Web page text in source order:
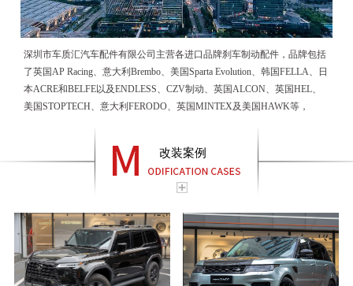
深圳市车质汇汽车配件有限公司主营各进口品牌刹车制动配件，品牌包括
了英国AP Racing、意大利Brembo、美国Sparta Evolution、韩国FELLA、日
本ACRE和BELFE以及ENDLESS、CZV制动、英国ALCON、英国HEL、
美国STOPTECH、意大利FERODO、英国MINTEX及美国HAWK等，
改装案例